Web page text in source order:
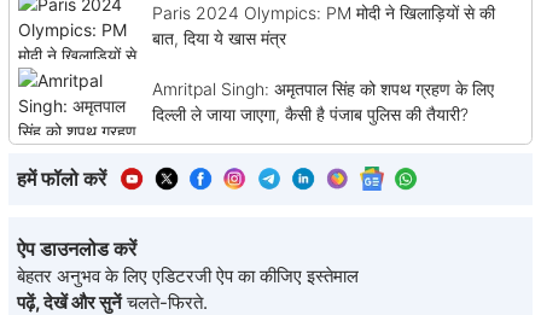
Paris 2024 Olympics: PM मोदी ने खिलाड़ियों से की
बात, दिया ये खास मंत्र
Amritpal Singh: अमृतपाल सिंह को शपथ ग्रहण के लिए
दिल्ली ले जाया जाएगा, कैसी है पंजाब पुलिस की तैयारी?
हमें फॉलो करें
ऐप डाउनलोड करें
बेहतर अनुभव के लिए एडिटरजी ऐप का कीजिए इस्तेमाल
पढ़ें, देखें और सुनें चलते-फिरते.